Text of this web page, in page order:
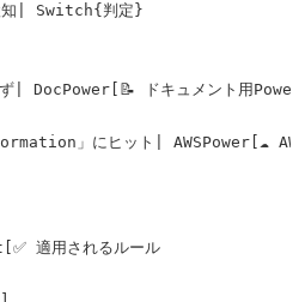
| Switch{判定}
DocPower[📝 ドキュメント用Power
」にヒット| AWSPower[☁️
適用されるルール